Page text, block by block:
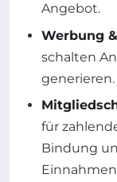
Angebot.
Werbung
schalten
generieren.
für
Bindung